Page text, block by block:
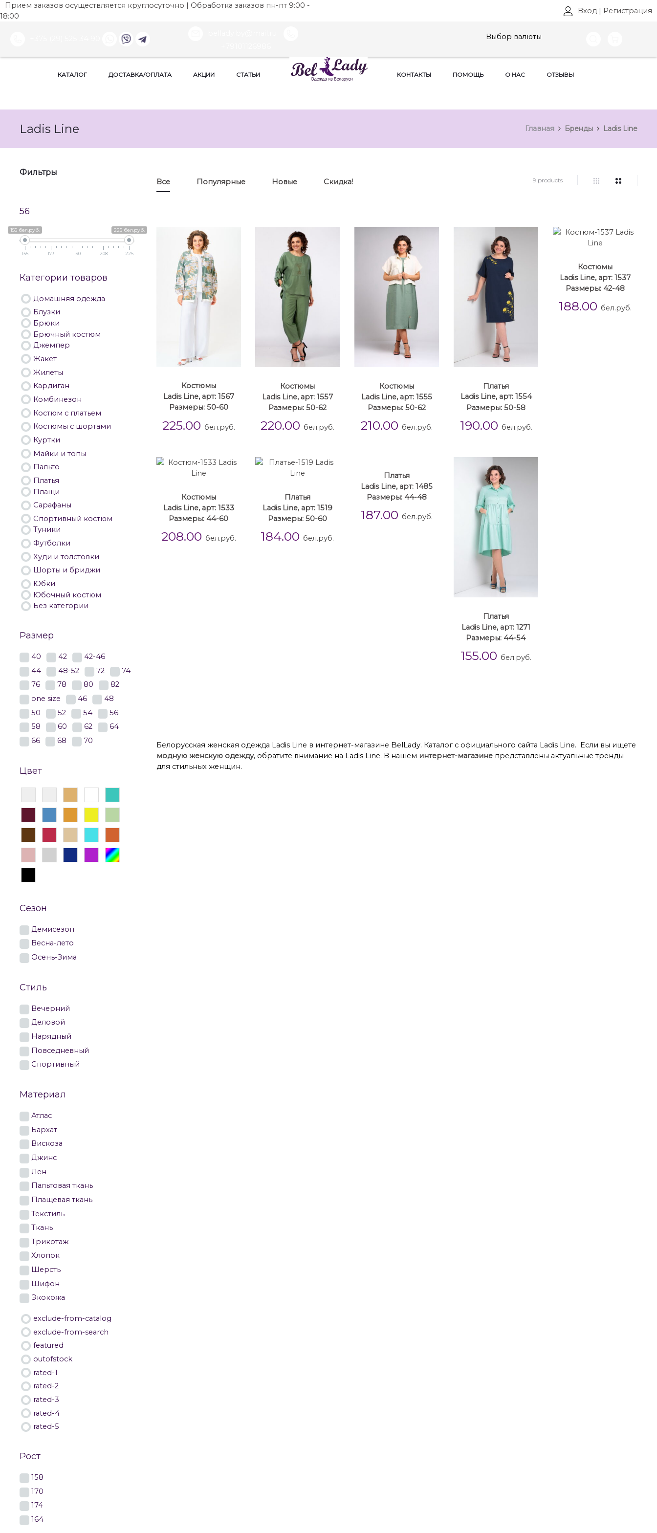
Прием заказов осуществляется круглосуточно | Обработка заказов пн-пт 9:00 -
18:00
Вход | Регистрация
Выбор валюты
КАТАЛОГ ДОСТАВКА/ОПЛАТА АКЦИИ СТАТЬИ КОНТАКТЫ ПОМОЩЬ О НАС ОТЗЫВЫ
Ladis Line Главная Бренды Ladis Line
Все Популярные Новые Скидка! 9 products
Костюмы
Ladis Line, арт: 1567
Размеры: 50-60
225.00 бел.руб.
Костюмы
Ladis Line, арт: 1557
Размеры: 50-62
220.00 бел.руб.
Костюмы
Ladis Line, арт: 1555
Размеры: 50-62
210.00 бел.руб.
Платья
Ladis Line, арт: 1554
Размеры: 50-58
190.00 бел.руб.
Костюмы
Ladis Line, арт: 1537
Размеры: 42-48
188.00 бел.руб.
Костюмы
Ladis Line, арт: 1533
Размеры: 44-60
208.00 бел.руб.
Платья
Ladis Line, арт: 1519
Размеры: 50-60
184.00 бел.руб.
Платья
Ladis Line, арт: 1485
Размеры: 44-48
187.00 бел.руб.
Платья
Ladis Line, арт: 1271
Размеры: 44-54
155.00 бел.руб.
Белорусская женская одежда Ladis Line в интернет-магазине BelLady. Каталог с официального сайта Ladis Line. Если вы ищете
модную женскую одежду, обратите внимание на Ladis Line. В нашем интернет-магазине представлены актуальные тренды
для стильных женщин.
Фильтры
56
155 бел.руб. 225 бел.руб.
155 173 190 208 225
Категории товаров
Домашняя одежда
Блузки
Брюки
Брючный костюм
Джемпер
Жакет
Жилеты
Кардиган
Комбинезон
Костюм с платьем
Костюмы с шортами
Куртки
Майки и топы
Пальто
Платья
Плащи
Сарафаны
Спортивный костюм
Туники
Футболки
Худи и толстовки
Шорты и бриджи
Юбки
Юбочный костюм
Без категории
Размер
40 42
42-46
44
48-52 72
74
76
78 80
82
one size
46
48
50
52 54
56
58
60 62
64
66
68 70
Цвет
Сезон
Демисезон
Весна-лето
Осень-Зима
Стиль
Вечерний
Деловой
Нарядный
Повседневный
Спортивный
Материал
Атлас
Бархат
Вискоза
Джинс
Лен
Пальтовая ткань
Плащевая ткань
Текстиль
Ткань
Трикотаж
Хлопок
Шерсть
Шифон
Экокожа
exclude-from-catalog
exclude-from-search
featured
outofstock
rated-1
rated-2
rated-3
rated-4
rated-5
Рост
158
170
174
164